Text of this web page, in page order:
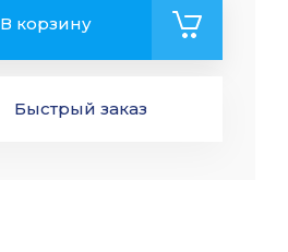
В корзину
Быстрый заказ